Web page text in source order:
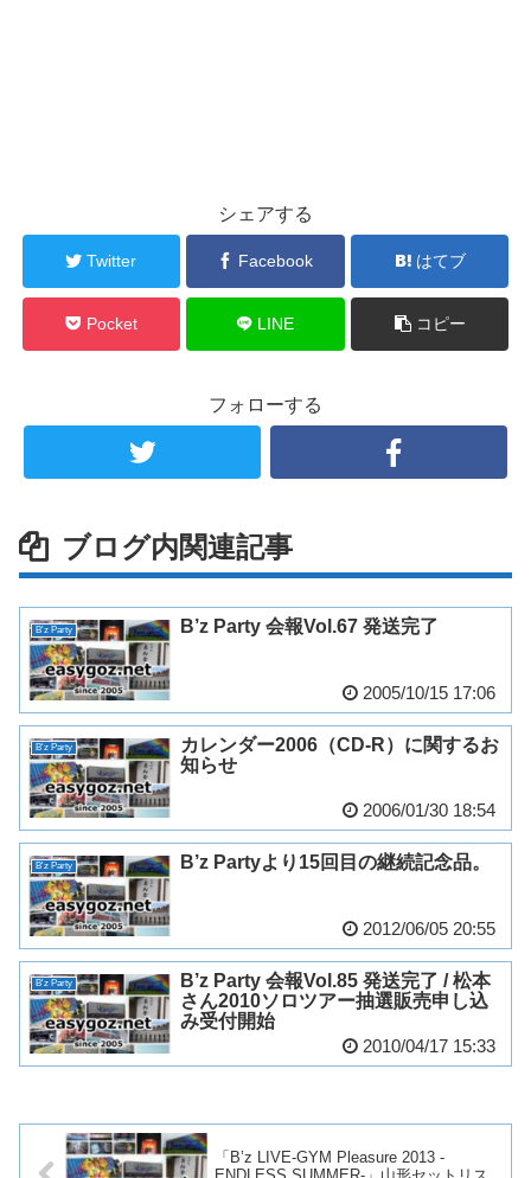
シェアする
Twitter Facebook はてブ
Pocket LINE コピー
フォローする
ブログ内関連記事
B'z Party B’z Party 会報Vol.67 発送完了
2005/10/15 17:06
B'z Party
カレンダー2006（CD-R）に関するお
知らせ
2006/01/30 18:54
B'z Party B’z Partyより15回目の継続記念品。
2012/06/05 20:55
B'z Party
B’z Party 会報Vol.85 発送完了 / 松本
さん2010ソロツアー抽選販売申し込
み受付開始
2010/04/17 15:33
「B’z LIVE-GYM Pleasure 2013 -